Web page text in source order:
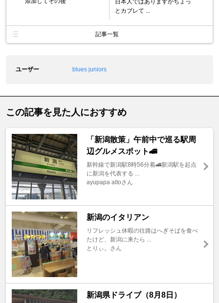
とカブレて ...
記事一覧
ユーザー blues juniors
この記事を見た人におすすめ
「新潟散策」午前中で巡る駅周
辺グルメスポット🚄
新幹線で新潟駅8時56分着🚄新潟駅を起点
に新潟を代表する ...
ayupapa altoさん
新潟のイタリアン
リフレッシュ休暇の往路はへぎそばを食べ
たけど、新潟に来たら ...
とりぃ。さん
新潟県ドライブ（8月8日）